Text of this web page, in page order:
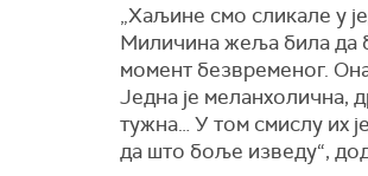
„Хаљине смо сликале у
Миличина жеља била да
момент безвременог.
Једна је меланхолична,
тужна… У том смислу их
да што боље изведу“,